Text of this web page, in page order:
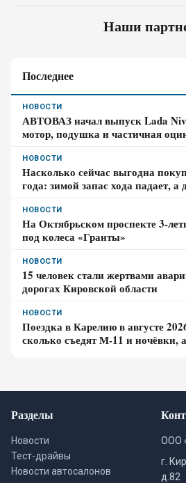
Наши
Последнее
НОВОСТИ
АВТОВАЗ начал выпуск Lada
мотор, подушка и частичная
НОВОСТИ
Насколько сейчас выгодна
года: зимой запас хода падает, а
НОВОСТИ
На Октябрьском проспекте 3-
под колеса «Гранты»
НОВОСТИ
15 человек стали жертвами
дорогах Кировской области
НОВОСТИ
Поездка в Карелию в августе
сколько съедят М-11 и ночёвки,
Разделы
Новости
Тест-драйвы
Новости автосалонов
ООО
г.
д.82